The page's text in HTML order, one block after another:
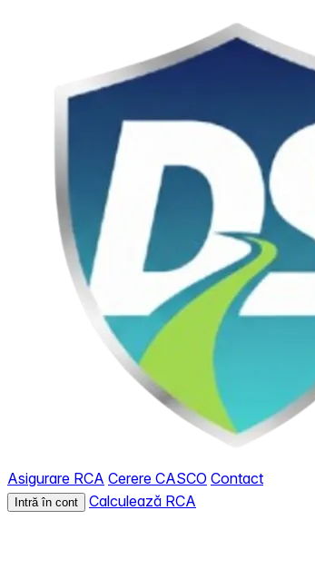
Asigurare RCA Cerere CASCO Contact
Intră în cont Calculează RCA